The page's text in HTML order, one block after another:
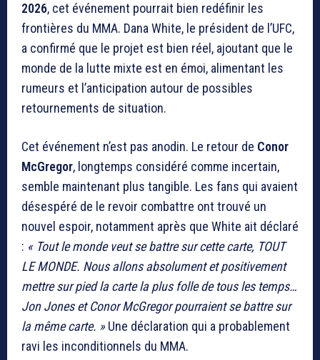
2026, cet événement pourrait bien redéfinir les
frontières du MMA. Dana White, le président de l’UFC,
a confirmé que le projet est bien réel, ajoutant que le
monde de la lutte mixte est en émoi, alimentant les
rumeurs et l’anticipation autour de possibles
retournements de situation.
Cet événement n’est pas anodin. Le retour de Conor
McGregor, longtemps considéré comme incertain,
semble maintenant plus tangible. Les fans qui avaient
désespéré de le revoir combattre ont trouvé un
nouvel espoir, notamment après que White ait déclaré
: « Tout le monde veut se battre sur cette carte, TOUT
LE MONDE. Nous allons absolument et positivement
mettre sur pied la carte la plus folle de tous les temps…
Jon Jones et Conor McGregor pourraient se battre sur
la même carte. » Une déclaration qui a probablement
ravi les inconditionnels du MMA.